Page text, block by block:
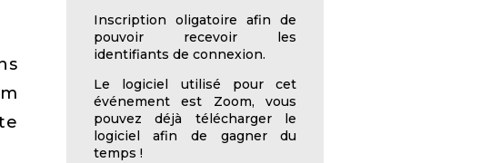
Inscription oligatoire afin de
pouvoir recevoir les
identifiants de connexion.
Le logiciel utilisé pour cet
événement est Zoom, vous
pouvez déjà télécharger le
logiciel afin de gagner du
temps !